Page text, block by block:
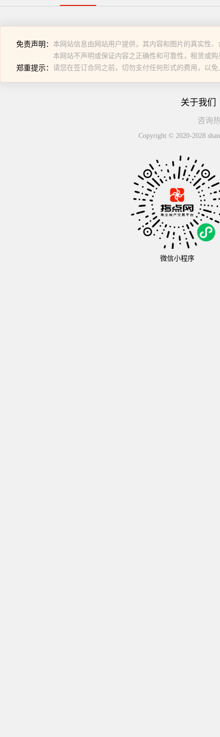
免责声明： 本网站信息由网站用户提供，其内容和图片的真实性
本网站不声明或保证内容之正确性和可靠性，租赁或
郑重提示： 请您在签订合同之前，切勿支付任何形式的费用，以免
关于我们
咨询
Copyright © 2020-2028
微信小程序